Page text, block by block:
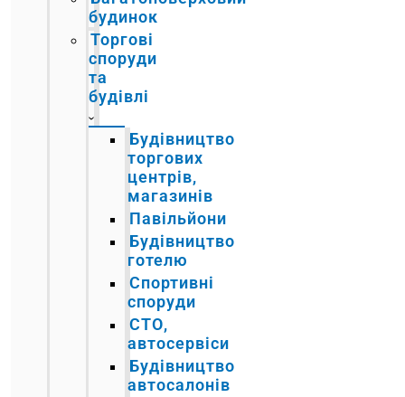
будинок
Торгові
споруди
та
будівлі
Будівництво
торгових
центрів,
магазинів
Павільйони
Будівництво
готелю
Спортивні
споруди
СТО,
автосервіси
Будівництво
автосалонів